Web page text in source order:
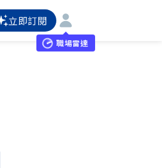
立即訂閱
職場雷達